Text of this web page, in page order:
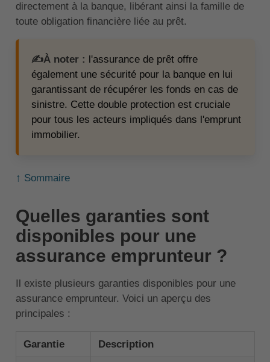
directement à la banque, libérant ainsi la famille de
toute obligation financière liée au prêt.
✍️À noter :
l'assurance de prêt offre
également une sécurité pour la banque en lui
garantissant de récupérer les fonds en cas de
sinistre. Cette double protection est cruciale
pour tous les acteurs impliqués dans l'emprunt
immobilier.
↑ Sommaire
Quelles garanties sont
disponibles pour une
assurance emprunteur ?
Il existe plusieurs garanties disponibles pour une
assurance emprunteur. Voici un aperçu des
principales :
Garantie Description